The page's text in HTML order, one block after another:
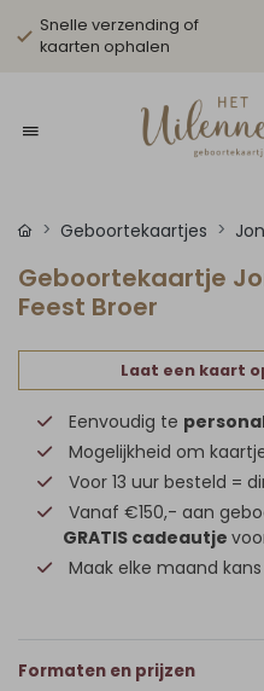
Snelle verzending of
kaarten ophalen
Geboortekaartjes
Geboortekaartje
Feest Broer
Laat een kaart
Eenvoudig te
Mogelijkheid om
Voor 13 uur besteld =
Vanaf €150,- aan
GRATIS cadeautje
Maak elke maand
Formaten en prijzen